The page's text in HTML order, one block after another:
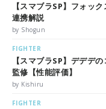
【スマブラSP】フォッ
連携解説
by Shogun
FIGHTER
【スマブラSP】デデデ
監修【性能評価】
by Kishiru
FIGHTER